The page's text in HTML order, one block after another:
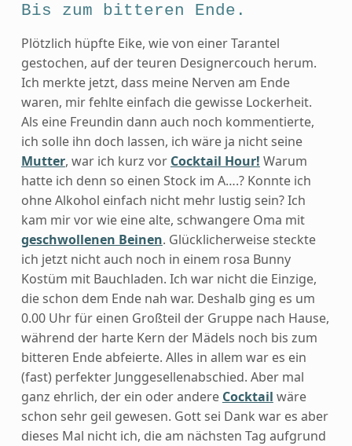
Bis zum bitteren Ende.
Plötzlich hüpfte Eike, wie von einer Tarantel
gestochen, auf der teuren Designercouch herum.
Ich merkte jetzt, dass meine Nerven am Ende
waren, mir fehlte einfach die gewisse Lockerheit.
Als eine Freundin dann auch noch kommentierte,
ich solle ihn doch lassen, ich wäre ja nicht seine
Mutter, war ich kurz vor Cocktail Hour! Warum
hatte ich denn so einen Stock im A….? Konnte ich
ohne Alkohol einfach nicht mehr lustig sein? Ich
kam mir vor wie eine alte, schwangere Oma mit
geschwollenen Beinen. Glücklicherweise steckte
ich jetzt nicht auch noch in einem rosa Bunny
Kostüm mit Bauchladen. Ich war nicht die Einzige,
die schon dem Ende nah war. Deshalb ging es um
0.00 Uhr für einen Großteil der Gruppe nach Hause,
während der harte Kern der Mädels noch bis zum
bitteren Ende abfeierte. Alles in allem war es ein
(fast) perfekter Junggesellenabschied. Aber mal
ganz ehrlich, der ein oder andere Cocktail wäre
schon sehr geil gewesen. Gott sei Dank war es aber
dieses Mal nicht ich, die am nächsten Tag aufgrund